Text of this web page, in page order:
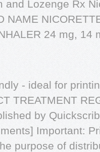
and Lozenge Rx
NAME
24 mg, 14
- ideal for
TREATMENT
by
Important:
purpose of